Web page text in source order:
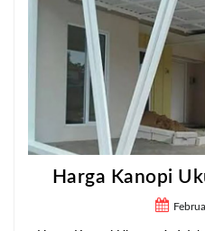
Harga Kanopi